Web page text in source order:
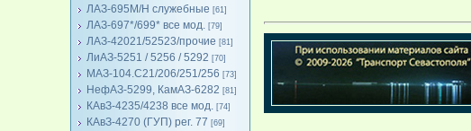
ЛАЗ-695М/Н служебные [61]
ЛАЗ-697*/699* все мод. [79]
ЛАЗ-42021/52523/прочие [81]
ЛиАЗ-5251 / 5256 / 5292 [70]
МАЗ-104.C21/206/251/256 [73]
НефАЗ-5299, КамАЗ-6282 [81]
КАвЗ-4235/4238 все мод. [74]
КАвЗ-4270 (ГУП) рег. 77 [69]